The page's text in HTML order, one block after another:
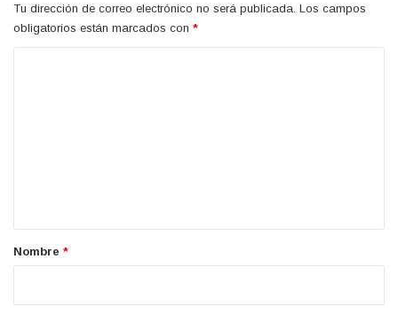
Tu dirección de correo electrónico no será publicada. Los campos
obligatorios están marcados con *
rNombre *